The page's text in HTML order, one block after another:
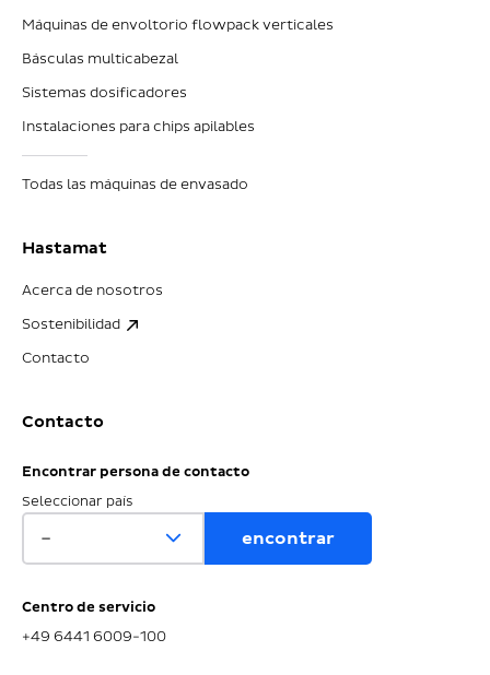
Máquinas de envoltorio flowpack verticales
Básculas multicabezal
Sistemas dosificadores
Instalaciones para chips apilables
Todas las máquinas de envasado
Hastamat
Acerca de nosotros
Sostenibilidad
Contacto
Contacto
Encontrar persona de contacto
Seleccionar país
Centro de servicio
+49 6441 6009-100